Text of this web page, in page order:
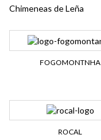
Chimeneas de Leña
FOGOMONTNHA
ROCAL